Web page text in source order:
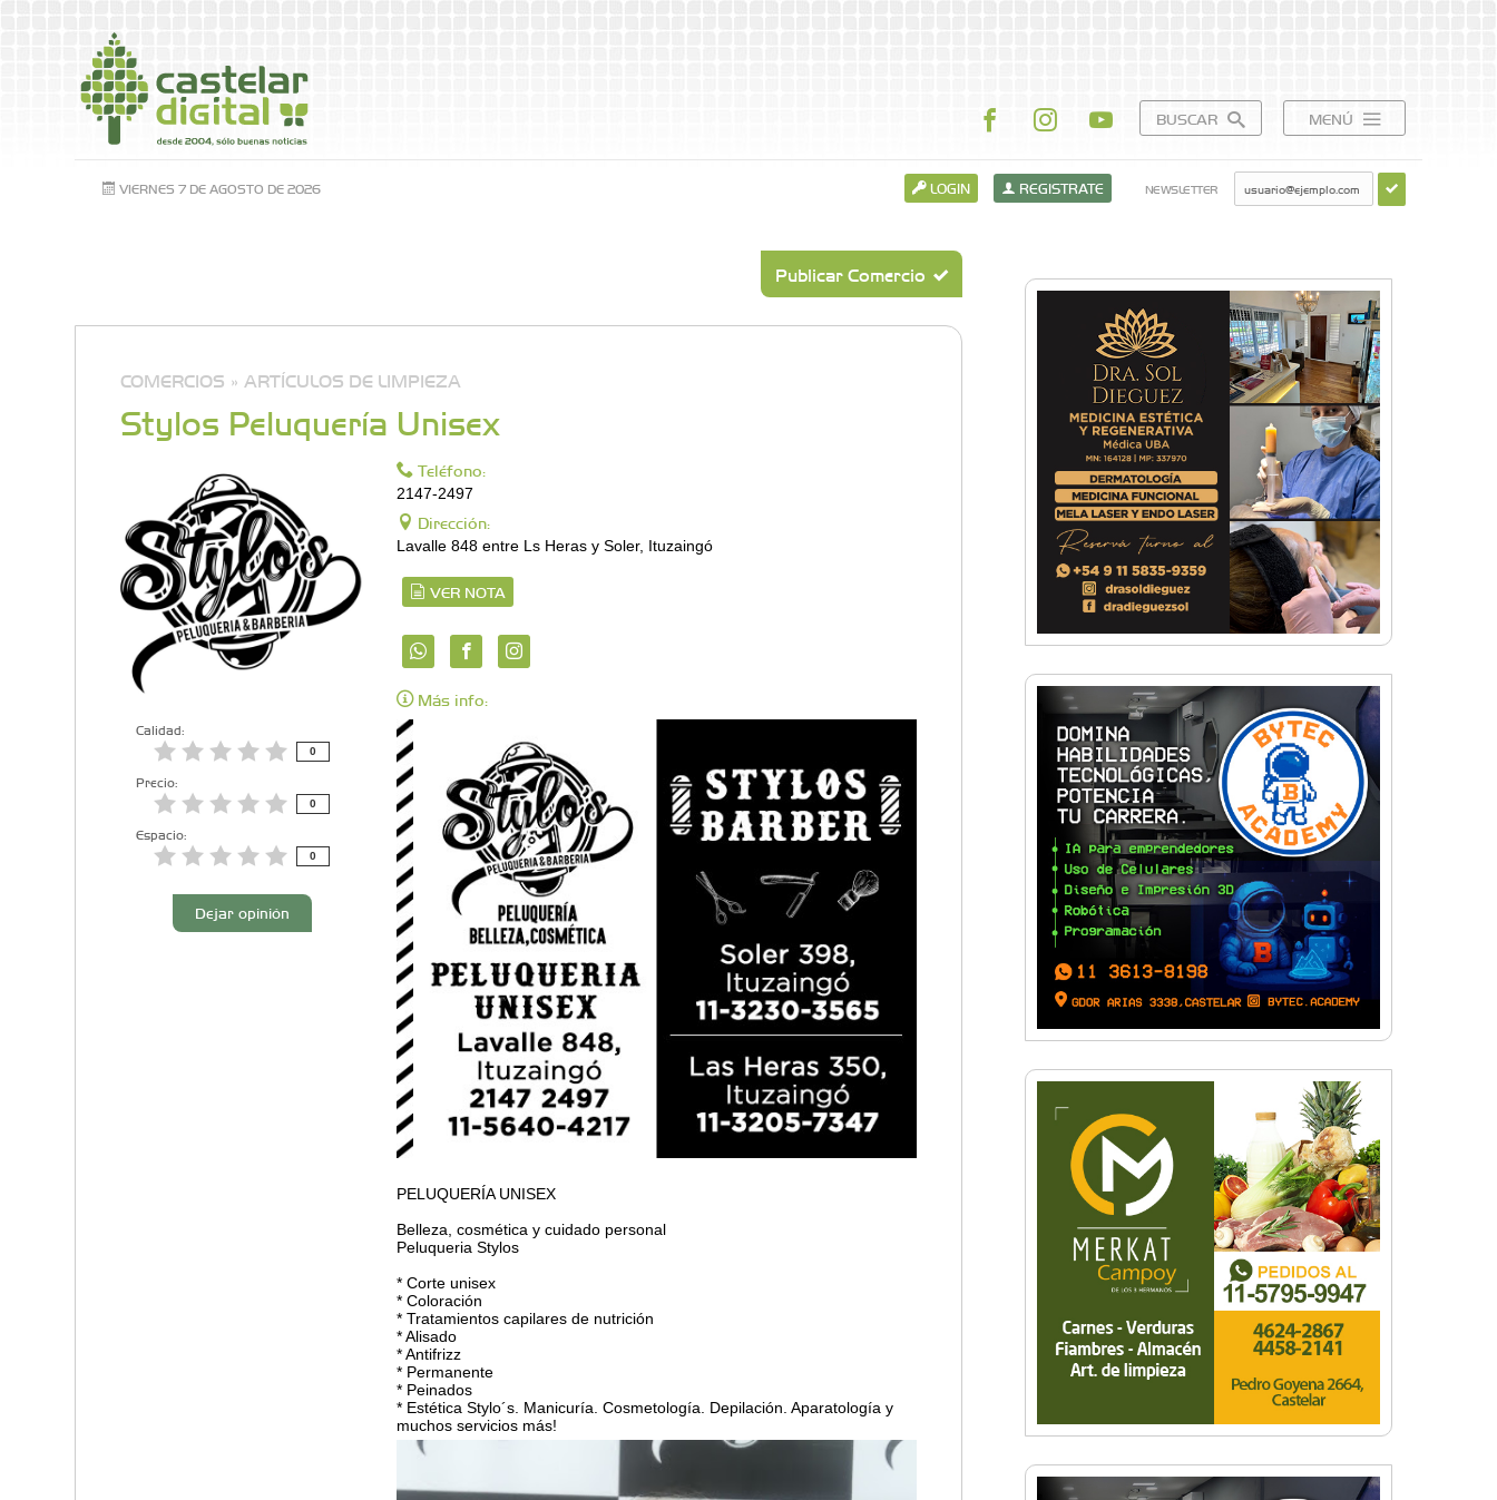
BUSCAR MENÚ
VIERNES 7 DE AGOSTO DE 2026 LOGIN REGISTRATE NEWSLETTER
Publicar Comercio
COMERCIOS » ARTÍCULOS DE LIMPIEZA
Stylos Peluquería Unisex
Calidad:
0
Precio:
0
Espacio:
0
Dejar opinión
Teléfono:
2147-2497
Dirección:
Lavalle 848 entre Ls Heras y Soler, Ituzaingó
VER NOTA
Más info:
PELUQUERÍA UNISEX
Belleza, cosmética y cuidado personal
Peluqueria Stylos
* Corte unisex
* Coloración
* Tratamientos capilares de nutrición
* Alisado
* Antifrizz
* Permanente
* Peinados
* Estética Stylo´s. Manicuría. Cosmetología. Depilación. Aparatología y
muchos servicios más!